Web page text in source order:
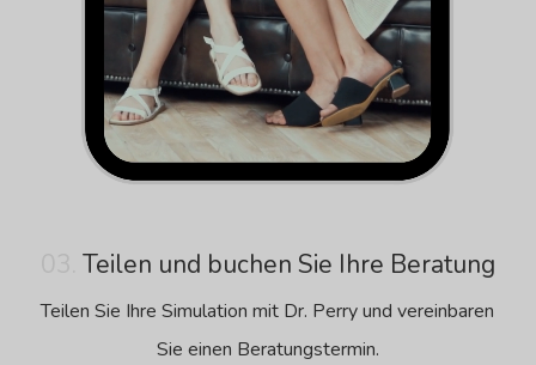
Teilen und buchen Sie Ihre Beratung
Teilen Sie Ihre Simulation mit Dr. Perry und vereinbaren
Sie einen Beratungstermin.